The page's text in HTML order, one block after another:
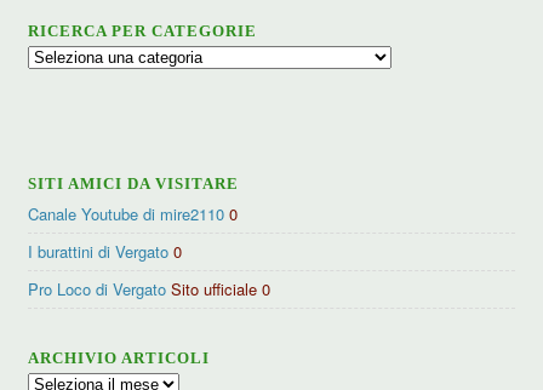
RICERCA PER CATEGORIE
Ricerca
SITI AMICI DA VISITARE
Canale Youtube di mire2110 0
I burattini di Vergato 0
Pro Loco di Vergato Sito ufficiale 0
ARCHIVIO ARTICOLI
Archivio